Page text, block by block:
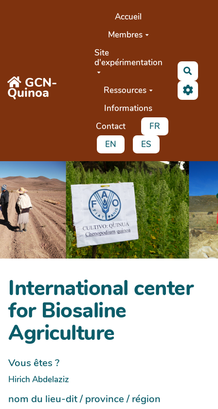
GCN-
Quinoa
Accueil
Membres
Site
d'expérimentation
Ressources
Informations
Contact
FR
EN
ES
International center
for Biosaline
Agriculture
Vous êtes ?
Hirich Abdelaziz
nom du lieu-dit / province / région